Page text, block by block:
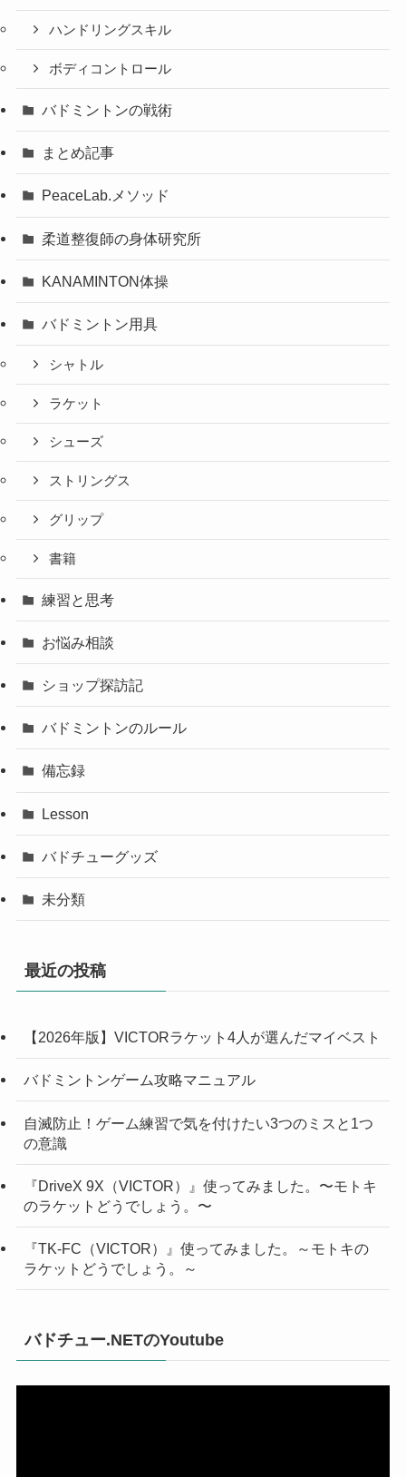
ハンドリングスキル
ボディコントロール
バドミントンの戦術
まとめ記事
PeaceLab.メソッド
柔道整復師の身体研究所
KANAMINTON体操
バドミントン用具
シャトル
ラケット
シューズ
ストリングス
グリップ
書籍
練習と思考
お悩み相談
ショップ探訪記
バドミントンのルール
備忘録
Lesson
バドチューグッズ
未分類
最近の投稿
【2026年版】VICTORラケット4人が選んだマイベスト
バドミントンゲーム攻略マニュアル
自滅防止！ゲーム練習で気を付けたい3つのミスと1つ
の意識
『DriveX 9X（VICTOR）』使ってみました。〜モトキ
のラケットどうでしょう。〜
『TK-FC（VICTOR）』使ってみました。～モトキの
ラケットどうでしょう。～
バドチュー.NETのYoutube